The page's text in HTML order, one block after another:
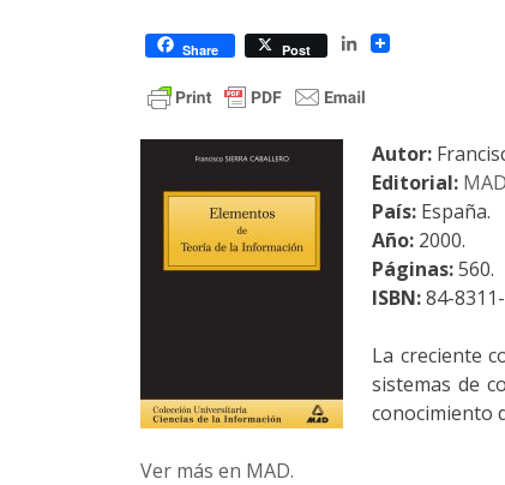
Share Post LinkedIn
Autor:
Editorial: MAD
País: España.
Año: 2000.
Páginas:560.
ISBN:84-
La creciente
sistemas de
conocimiento
Ver más en MAD.